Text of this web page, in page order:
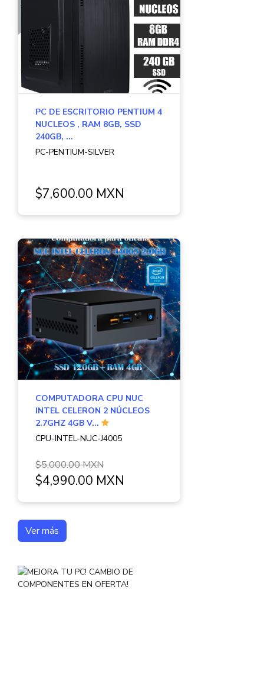
PC DE ESCRITORIO PENTIUM 4
NUCLEOS , RAM 8GB, SSD
240GB, ...
PC-PENTIUM-SILVER
$7,600.00 MXN
COMPUTADORA CPU NUC
INTEL CELERON 2 NÚCLEOS
2.7GHZ 4GB V...
CPU-INTEL-NUC-J4005
$5,000.00 MXN
$4,990.00 MXN
Ver más